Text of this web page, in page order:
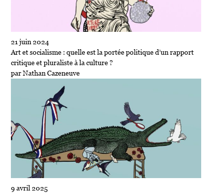
9 avril 2025
21 juin 2024
Art et socialisme : quelle est la portée politique d’un rapport
critique et pluraliste à la culture ?
par Nathan Cazeneuve